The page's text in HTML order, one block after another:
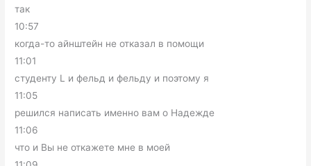
так
10:57
когда-то айнштейн не отказал в помощи
11:01
студенту L и фельд и фельду и поэтому я
11:05
решился написать именно вам о Надежде
11:06
что и Вы не откажете мне в моей